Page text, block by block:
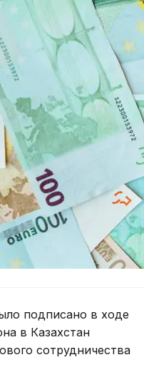
подписано в ходе
в Казахстан
сотрудничества